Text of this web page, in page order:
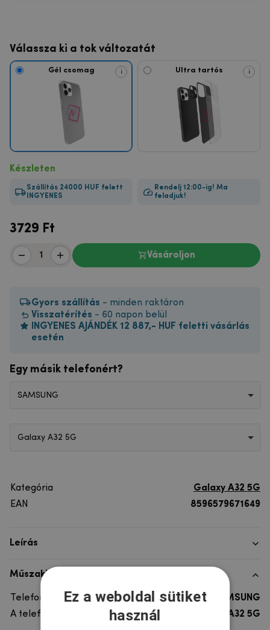
Válassza ki a tok változatát
Gél csomag i Ultra tartós i
Készleten
Szállítás 24000 HUF felett
INGYENES
Rendelj 12:00-ig! Ma
feladjuk!
3729 Ft
Vásároljon
Gyors szállítás - minden raktáron
Visszatérítés - 60 napon belül
INGYENES AJÁNDÉK 12 887,- HUF feletti vásárlás
esetén
Egy másik telefonért?
SAMSUNG
Galaxy A32 5G
Kategória
Galaxy A32 5G
EAN
8596579671649
Leírás
Műszaki adatok
Telefon márka
SAMSUNG
A telefonmodellhez
Galaxy A32 5G
Ez a weboldal sütiket
használ